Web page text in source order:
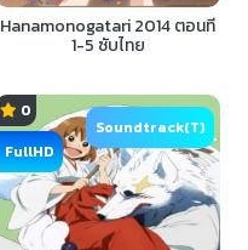
Hanamonogatari 2014 ตอนที่
1-5 ซับไทย
0
FullHD
Soundtrack(T)